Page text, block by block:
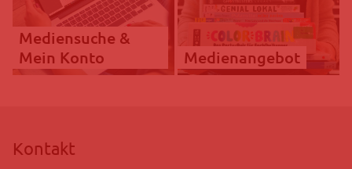
Mediensuche &
Mein Konto
Medienangebot
Kontakt